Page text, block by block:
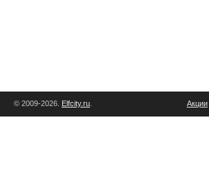
© 2009-2026. Elfcity.ru Акции